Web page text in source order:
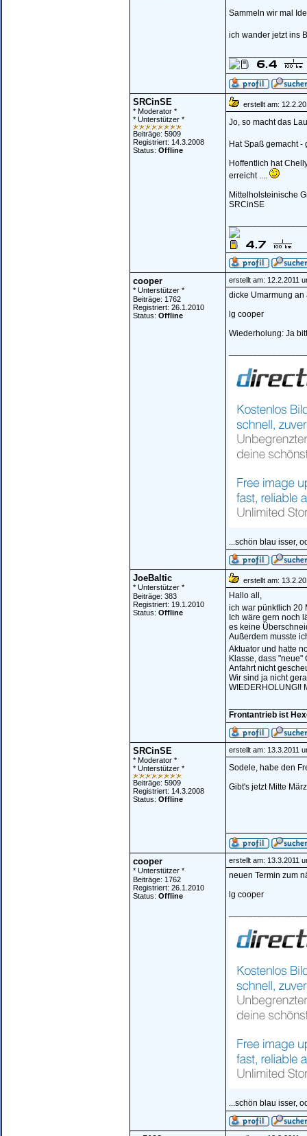
Sammeln wir mal
ich wander jetzt ins
SRCinSE
* Moderator *
* Unterstützer *
Beiträge: 5909
Registriert: 14.3.2008
Status: Offline
erstellt am:
Jo, so macht das
Hat Spaß gemacht
Hoffentlich hat
erreicht ....
Mittelholsteinische
SRCinSE
cooper
* Unterstützer *
Beiträge: 1762
Registriert: 26.1.2010
Status: Offline
erstellt am: 12.2.2011
dicke Umarmung
lg cooper
Wiederholung: Ja
...schön blau isser,
JoeBaltic
* Unterstützer *
Beiträge: 383
Registriert: 19.1.2010
Status: Offline
erstellt am:
Hallo all,
ich war pünktlich 20
Ich wäre gern noch
es keine
Außerdem musste
Aktuator und hatte
Klasse, dass
Anfahrt nicht
Wir sind ja nicht
WIEDERHOLUNG!!
Frontantrieb ist
SRCinSE
* Moderator *
* Unterstützer *
Beiträge: 5909
Registriert: 14.3.2008
Status: Offline
erstellt am: 13.3.2011
Sodele, habe den
Gibt's jetzt Mitte
cooper
* Unterstützer *
Beiträge: 1762
Registriert: 26.1.2010
Status: Offline
erstellt am: 13.3.2011
neuen Termin zum
lg cooper
...schön blau isser,